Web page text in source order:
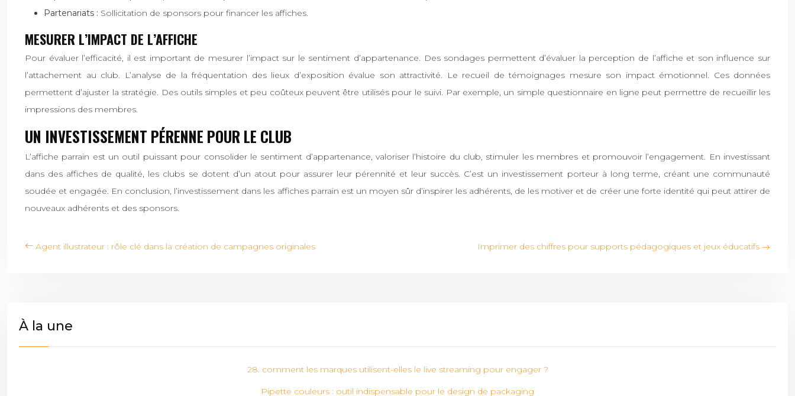
Partenariats : Sollicitation de sponsors pour financer les affiches.
MESURER L’IMPACT DE L’AFFICHE
Pour évaluer l’efficacité, il est important de mesurer l’impact sur le sentiment d’appartenance. Des sondages permettent d’évaluer la perception de l’affiche et son influence sur
l’attachement au club. L’analyse de la fréquentation des lieux d’exposition évalue son attractivité. Le recueil de témoignages mesure son impact émotionnel. Ces données
permettent d’ajuster la stratégie. Des outils simples et peu coûteux peuvent être utilisés pour le suivi. Par exemple, un simple questionnaire en ligne peut permettre de recueillir les
impressions des membres.
UN INVESTISSEMENT PÉRENNE POUR LE CLUB
L’affiche parrain est un outil puissant pour consolider le sentiment d’appartenance, valoriser l’histoire du club, stimuler les membres et promouvoir l’engagement. En investissant
dans des affiches de qualité, les clubs se dotent d’un atout pour assurer leur pérennité et leur succès. C’est un investissement porteur à long terme, créant une communauté
soudée et engagée. En conclusion, l’investissement dans les affiches parrain est un moyen sûr d’inspirer les adhérents, de les motiver et de créer une forte identité qui peut attirer de
nouveaux adhérents et des sponsors.
Agent illustrateur : rôle clé dans la création de campagnes originales Imprimer des chiffres pour supports pédagogiques et jeux éducatifs
À la une
28. comment les marques utilisent-elles le live streaming pour engager ?
Pipette couleurs : outil indispensable pour le design de packaging